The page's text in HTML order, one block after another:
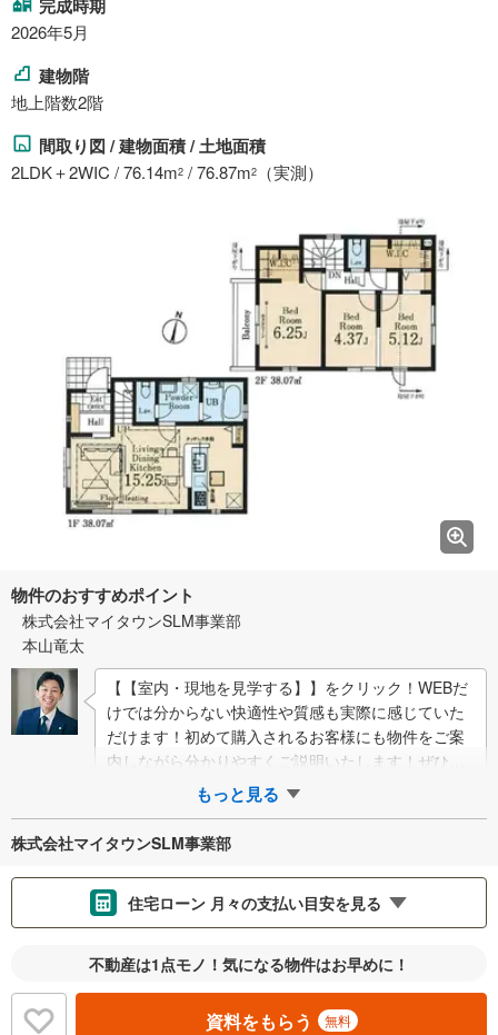
完成時期
2026年5月
建物階
地上階数2階
間取り図 / 建物面積 / 土地面積
2LDK＋2WIC / 76.14m2 / 76.87m2 （実測）
物件のおすすめポイント
株式会社マイタウンSLM事業部
本山竜太
【【室内・現地を見学する】】をクリック！WEBだ
けでは分からない快適性や質感も実際に感じていた
だけます！初めて購入されるお客様にも物件をご案
内しながら分かりやすくご説明いたします！ぜひ
【【現地を見学する】】からご予約ください！■…
もっと見る
株式会社マイタウンSLM事業部
住宅ローン 月々の支払い目安を見る
金利 ％
不動産は1点モノ！気になる物件はお早めに！
資料をもらう 無料